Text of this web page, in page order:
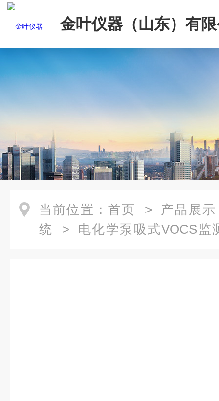
金叶仪器（山东）有
当前位置： 首页 > 产品展示
统 > 电化学泵吸式VOCS监